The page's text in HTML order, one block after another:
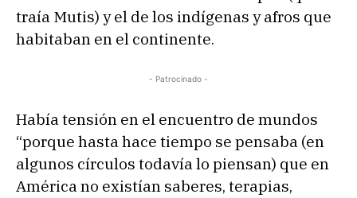
traía Mutis) y el de los indígenas y afros que
habitaban en el continente.
- Patrocinado -
Había tensión en el encuentro de mundos
“porque hasta hace tiempo se pensaba (en
algunos círculos todavía lo piensan) que en
América no existían saberes, terapias,